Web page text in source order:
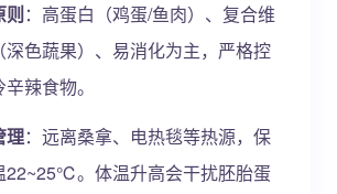
则：高蛋白（鸡蛋/鱼肉）、复合维
深色蔬果）、易消化为主，严格控
辣食物。
理：远离桑拿、电热毯等热源，保
22~25℃。体温升高会干扰胚胎蛋